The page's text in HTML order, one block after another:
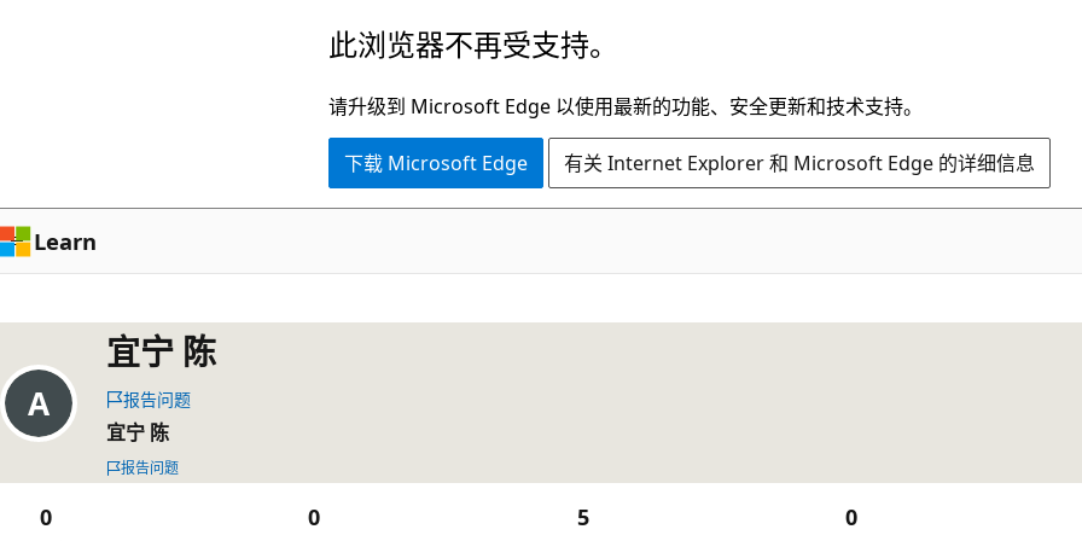
容
此浏览器不再受支持。
请升级到 Microsoft Edge 以使用最新的功能、安全更新和技术支持。
下载 Microsoft Edge 有关 Internet Explorer 和 Microsoft Edge 的详细信息
Learn
宜宁 陈
报告问题
宜宁 陈
报告问题
0 0 5 0